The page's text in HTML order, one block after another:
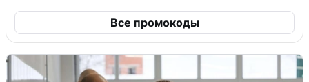
Все промокоды